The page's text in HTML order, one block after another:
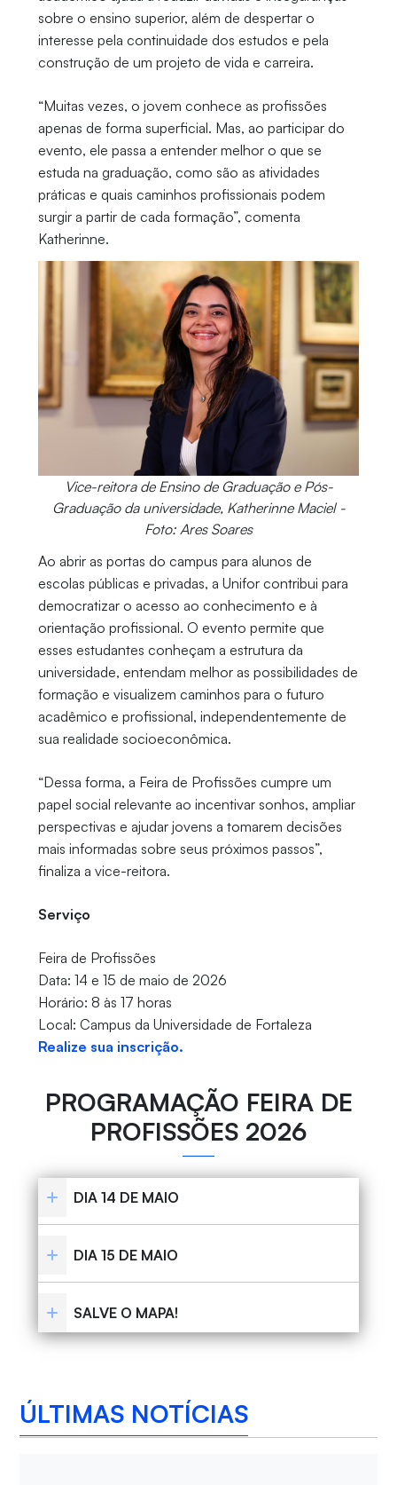
sobre o ensino superior, além de despertar o
interesse pela continuidade dos estudos e pela
construção de um projeto de vida e carreira.
“Muitas vezes, o jovem conhece as profissões
apenas de forma superficial. Mas, ao participar do
evento, ele passa a entender melhor o que se
estuda na graduação, como são as atividades
práticas e quais caminhos profissionais podem
surgir a partir de cada formação”, comenta
Katherinne.
Vice-reitora de Ensino de Graduação e Pós-
Graduação da universidade, Katherinne Maciel -
Foto: Ares Soares
Ao abrir as portas do campus para alunos de
escolas públicas e privadas, a Unifor contribui para
democratizar o acesso ao conhecimento e à
orientação profissional. O evento permite que
esses estudantes conheçam a estrutura da
universidade, entendam melhor as possibilidades de
formação e visualizem caminhos para o futuro
acadêmico e profissional, independentemente de
sua realidade socioeconômica.
“Dessa forma, a Feira de Profissões cumpre um
papel social relevante ao incentivar sonhos, ampliar
perspectivas e ajudar jovens a tomarem decisões
mais informadas sobre seus próximos passos”,
finaliza a vice-reitora.
Serviço
Feira de Profissões
Data: 14 e 15 de maio de 2026
Horário: 8 às 17 horas
Local: Campus da Universidade de Fortaleza
Realize sua inscrição.
PROGRAMAÇÃO FEIRA DE
PROFISSÕES 2026
DIA 14 DE MAIO
DIA 15 DE MAIO
SALVE O MAPA!
ÚLTIMAS NOTÍCIAS